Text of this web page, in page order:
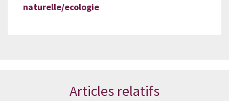
naturelle/ecologie
Articles relatifs